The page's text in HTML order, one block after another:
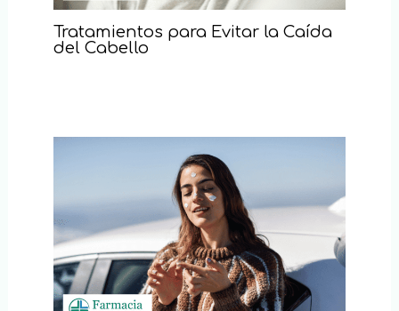
Tratamientos para Evitar la Caída
del Cabello